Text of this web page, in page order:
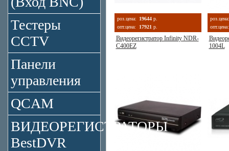
Тестеры
CCTV
Панели
управления
QCAM
ВИДЕОРЕГИСТРАТОРЫ
BestDVR
роз.цена: 19644 р.
опт.цена:
17921 р.
Видеорегистратор Infinity NDR-
C400EZ
роз.цена:
опт.цена:
1004L